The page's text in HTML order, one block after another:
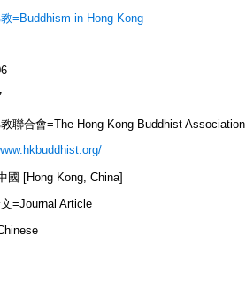
=Buddhism in Hong Kong
聯合會=The Hong Kong Buddhist Association
國 [Hong Kong, China]
=Journal Article